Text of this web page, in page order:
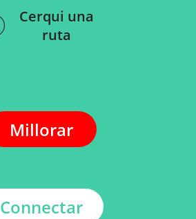
Cerqui una
ruta
Millorar
Connectar